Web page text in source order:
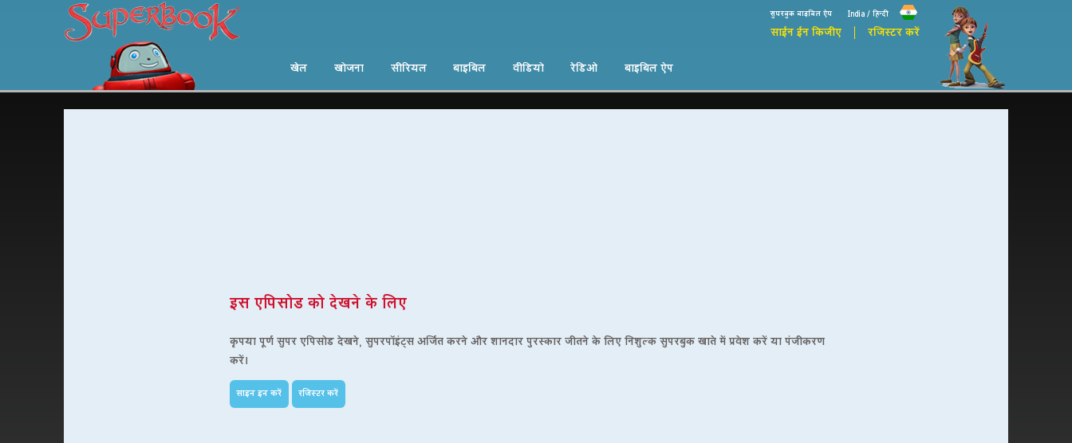
India / हिन्दी
सुपरबुक बाइबिल ऐप
साईन ईन किजीए रजिस्टर करें
खेल खोजना सीरियल बाइबिल वीडियो रेडिओ बाइबिल ऐप
इस एपिसोड को देखने के लिए
कृपया पूर्ण सुपर एपिसोड देखने, सुपरपॉइंट्स अर्जित करने और शानदार पुरस्कार जीतने के लिए निशुल्क सुपरबुक खाते में प्रवेश करें या पंजीकरण
करें।
साइन इन करें रजिस्टर करें